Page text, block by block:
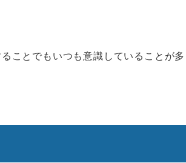
ことでもいつも意識していることが多